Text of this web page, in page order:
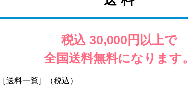
税込 30,000円以上で
全国送料無料になります。
［送料一覧］（税込）